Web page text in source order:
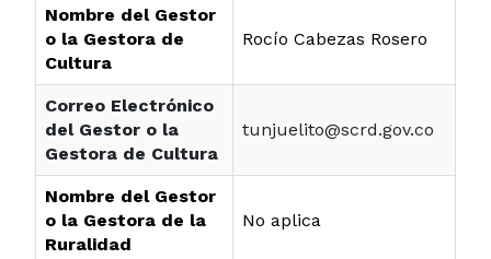
Nombre del Gestor
o la Gestora de
Cultura
Rocío Cabezas Rosero
Correo Electrónico
del Gestor o la
Gestora de Cultura
tunjuelito@scrd.gov.co
Nombre del Gestor
o la Gestora de la
Ruralidad
No aplica